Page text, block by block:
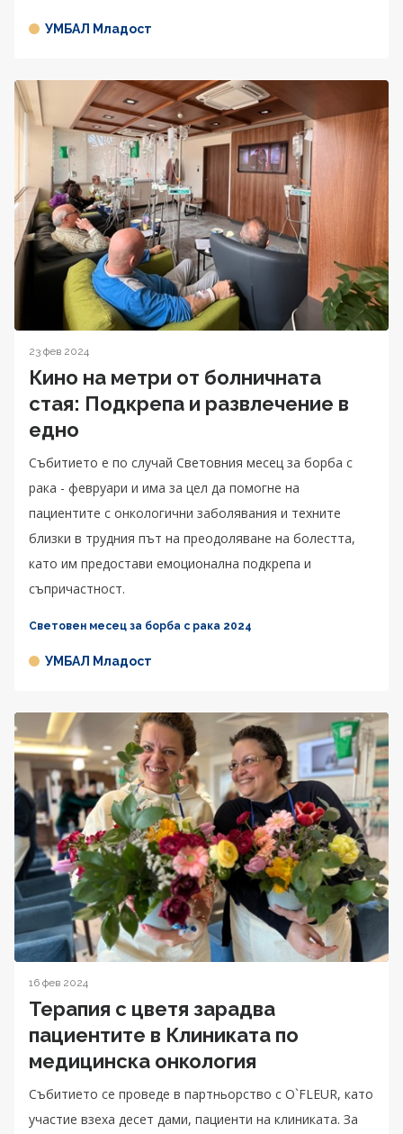
УМБАЛ Младост
23 фев 2024
Кино на метри от болничната
стая: Подкрепа и развлечение в
едно
Събитието е по случай Световния месец за борба с
рака - февруари и има за цел да помогне на
пациентите с онкологични заболявания и техните
близки в трудния път на преодоляване на болестта,
като им предостави емоционална подкрепа и
съпричастност.
Световен месец за борба с рака 2024
УМБАЛ Младост
16 фев 2024
Терапия с цветя зарадва
пациентите в Клиниката по
медицинска онкология
Събитието се проведе в партньорство с O`FLEUR, като
участие взеха десет дами, пациенти на клиниката. За